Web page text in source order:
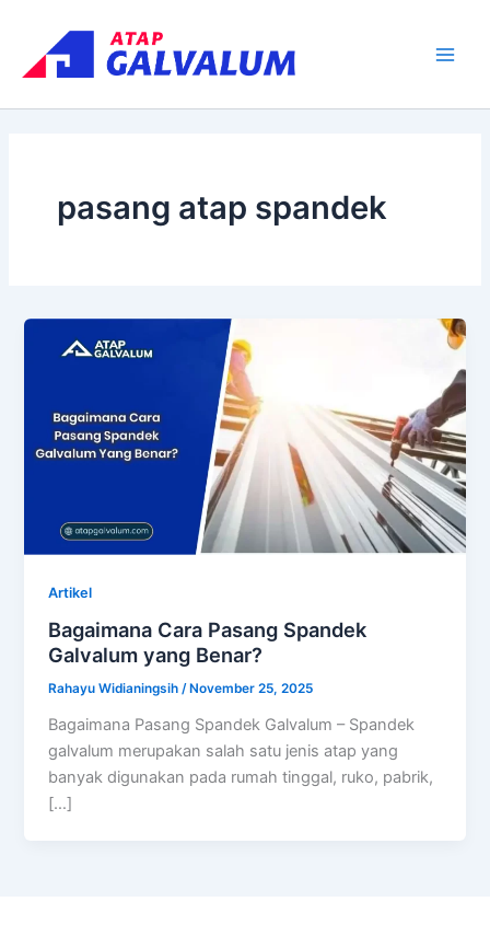
content
pasang atap spandek
Artikel
Bagaimana Cara Pasang Spandek
Galvalum yang Benar?
Rahayu Widianingsih/ November 25, 2025
Bagaimana Pasang Spandek Galvalum – Spandek
galvalum merupakan salah satu jenis atap yang
banyak digunakan pada rumah tinggal, ruko, pabrik,
[…]